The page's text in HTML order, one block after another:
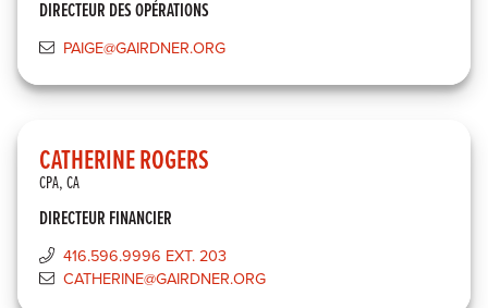
DIRECTEUR DES OPÉRATIONS
PAIGE@GAIRDNER.ORG
CATHERINE ROGERS
CPA, CA
DIRECTEUR FINANCIER
416.596.9996 EXT. 203
CATHERINE@GAIRDNER.ORG